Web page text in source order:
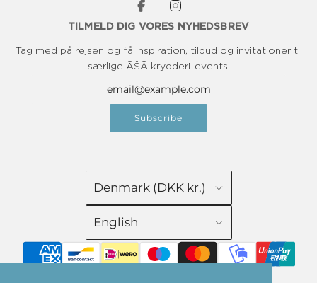
TILMELD DIG VORES NYHEDSBREV
Tag med på rejsen og få inspiration, tilbud og invitationer til
særlige ĀŠĀ krydderi-events.
Subscribe
Denmark (DKK kr.)
English